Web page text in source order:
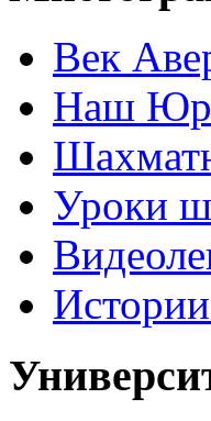
Век
Наш
Уроки